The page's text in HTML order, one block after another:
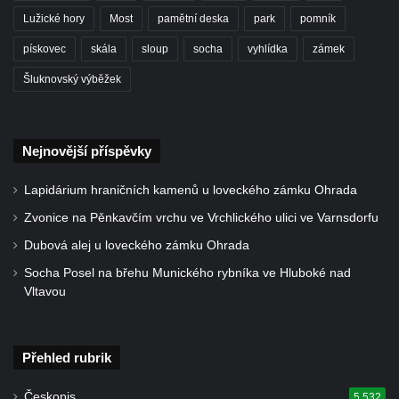
Mikulášovicích
Balzerova kaple v Mikulášovicích
Kostel svatého Václava ve Šluknově
Zákupech
Kaple svatého Josefa u Zákup
Kostel svatých Fabiána a Šebestiána v
Zákupech
Kostel svatého Havla v Kuřívodech
Kaple Krista v žaláři u kostela Nalezení
Lužické hory Most pamětní deska park pomník
pískovec skála sloup socha vyhlídka zámek
Šluknovský výběžek
Nejnovější příspěvky
Lapidárium hraničních kamenů u loveckého zámku Ohrada
Zvonice na Pěnkavčím vrchu ve Vrchlického ulici ve Varnsdorfu
Dubová alej u loveckého zámku Ohrada
Socha Posel na břehu Munického rybníka ve Hluboké nad
Vltavou
Přehled rubrik
Českopis 5 532